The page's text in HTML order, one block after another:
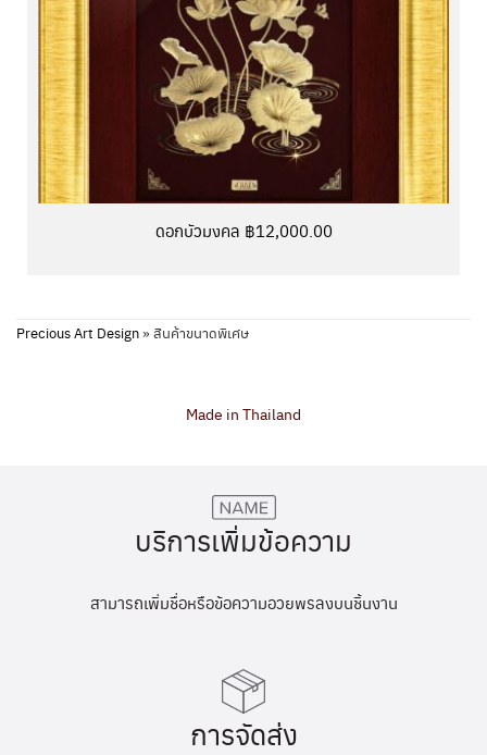
ดอกบัวมงคล ฿12,000.00
Precious Art Design»สินค้าขนาดพิเศษ
Made in Thailand
บริการเพิ่มข้อความ
สามารถเพิ่มชื่อหรือข้อความอวยพรลงบนชิ้นงาน
การจัดส่ง